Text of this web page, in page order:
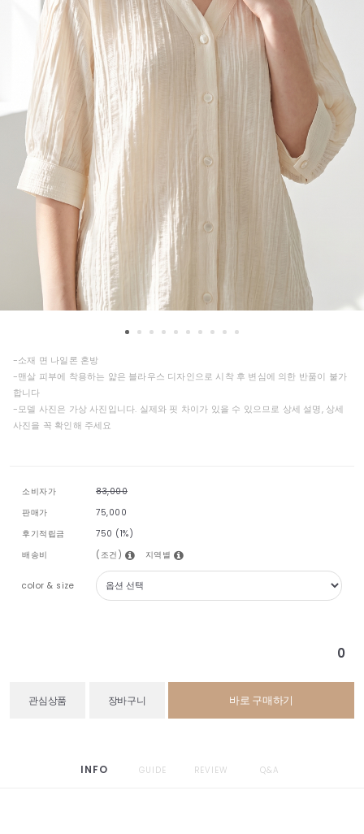
-소재 면 나일론 혼방
-맨살 피부에 착용하는 얇은 블라우스 디자인으로 시착 후 변심에 의한 반품이 불가
합니다
-모델 사진은 가상 사진입니다. 실제와 핏 차이가 있을 수 있으므로 상세 설명, 상세
사진을 꼭 확인해 주세요
소비자가
83,000
판매가
75,000
후기적립금
750 (1%)
배송비
(조건) 지역별
color & size
0
관심상품 장바구니 바로 구매하기
INFO GUIDE REVIEW Q&A